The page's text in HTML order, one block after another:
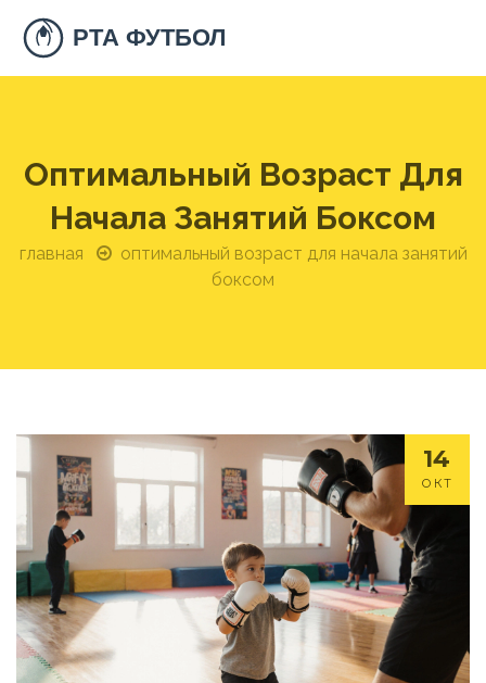
Оптимальный Возраст Для
Начала Занятий Боксом
главная
оптимальный возраст для начала занятий
боксом
14
ОКТ